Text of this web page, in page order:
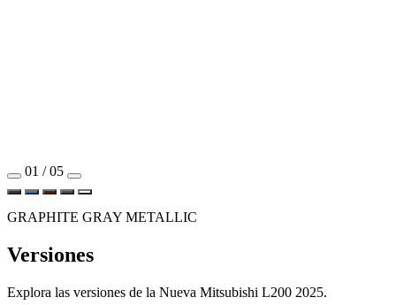
01 / 05
GRAPHITE GRAY METALLIC
Versiones
Explora las versiones de la Nueva Mitsubishi L200 2025.